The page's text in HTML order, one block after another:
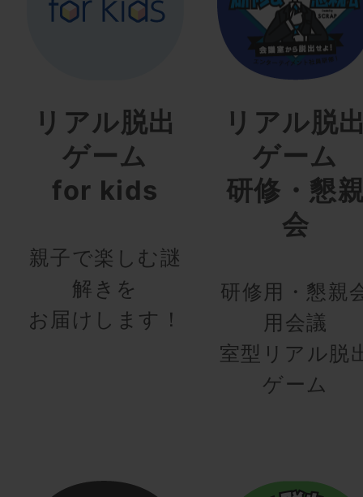
リアル脱出
ゲーム
for kids
親子で楽しむ謎
解きを
お届けします！
リアル脱
ゲーム
研修・懇
会
研修用・懇親
用会議
室型リアル脱
ゲーム